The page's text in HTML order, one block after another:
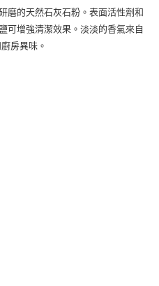
磨的天然石灰石粉。表面活性劑和
可增強清潔效果。淡淡的香氣來自
房異味。